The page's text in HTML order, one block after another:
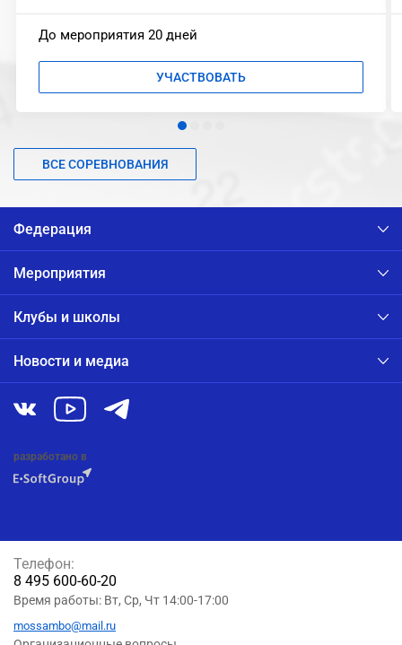
До мероприятия 20 дней
УЧАСТВОВАТЬ
ВСЕ СОРЕВНОВАНИЯ
Федерация
Мероприятия
Клубы и школы
Новости и медиа
разработано в
Телефон:
8 495 600-60-20
Время работы: Вт, Ср, Чт 14:00-17:00
mossambo@mail.ru